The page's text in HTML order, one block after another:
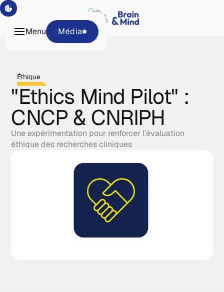
Tech &
Plateformes
Média
Média
Menu
Éthique
"Ethics Mind Pilot" :
CNCP & CNRIPH
Une expérimentation pour renforcer l’évaluation
éthique des recherches cliniques